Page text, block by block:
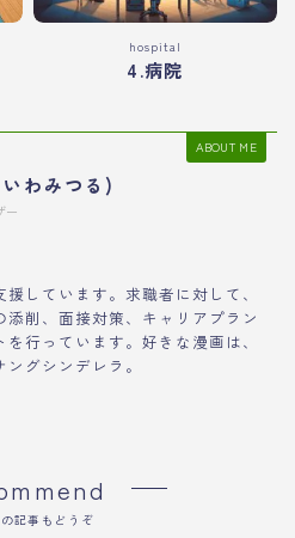
hospital
4.病院
ABOUT ME
わみつる)
ー
しています。求職者に対して、
削、面接対策、キャリアプラン
行っています。好きな漫画は、
グシンデレラ。
記事もどうぞ